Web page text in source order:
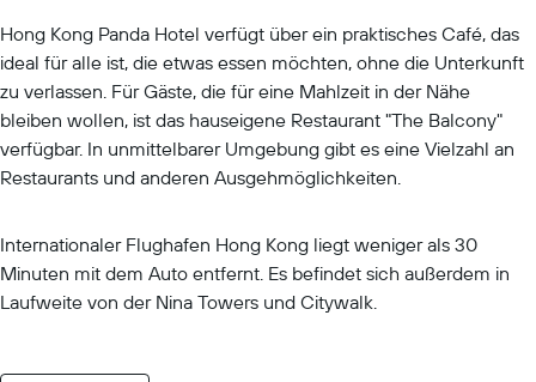
Hong Kong Panda Hotel verfügt über ein praktisches Café, das
ideal für alle ist, die etwas essen möchten, ohne die Unterkunft
zu verlassen. Für Gäste, die für eine Mahlzeit in der Nähe
bleiben wollen, ist das hauseigene Restaurant "The Balcony"
verfügbar. In unmittelbarer Umgebung gibt es eine Vielzahl an
Restaurants und anderen Ausgehmöglichkeiten.
Internationaler Flughafen Hong Kong liegt weniger als 30
Minuten mit dem Auto entfernt. Es befindet sich außerdem in
Laufweite von der Nina Towers und Citywalk.